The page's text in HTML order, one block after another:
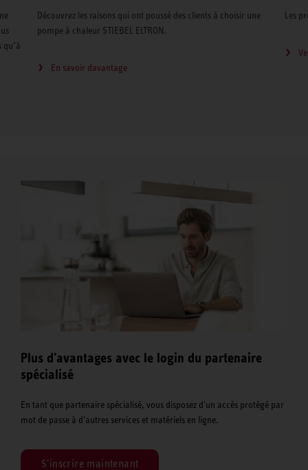
Découvrez les raisons qui ont poussé des clients à choisir une
pompe à chaleur STIEBEL ELTRON.
En savoir davantage
Les
Plus d'avantages avec le login du partenaire
spécialisé
En tant que partenaire spécialisé, vous disposez d'un accès protégé par
mot de passe à d'autres services et matériels en ligne.
S'inscrire maintenant